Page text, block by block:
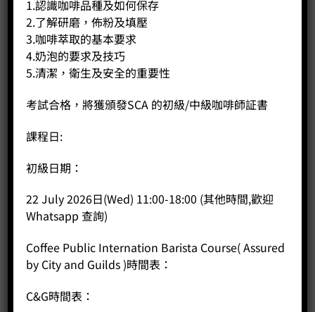
HK$470.00.HK$376.00.
+
1.認識咖啡品種及如何保存
2.了解研磨，佈粉及填壓
3.咖啡萃取的基本要求
4.奶泡的要求及技巧
5.清潔，衛生及安全的重要性
考試合格，將獲頒發SCA 的初級/中級咖啡師証書
課程日:
初級日期：
22 July 2026日(Wed) 11:00-18:00 (其他時間,歡迎
Whatsapp 查詢)
Coffee Public Internation Barista Course( Assured
by City and Guilds )時間表：
C&G時間表：